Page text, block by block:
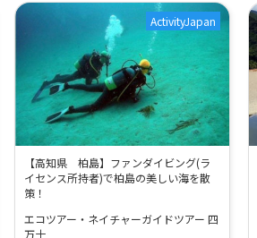
【高知県 柏島】ファンダイビング(ラ
イセンス所持者)で柏島の美しい海を散
策！
エコツアー・ネイチャーガイドツアー 四
万十
ActivityJapan